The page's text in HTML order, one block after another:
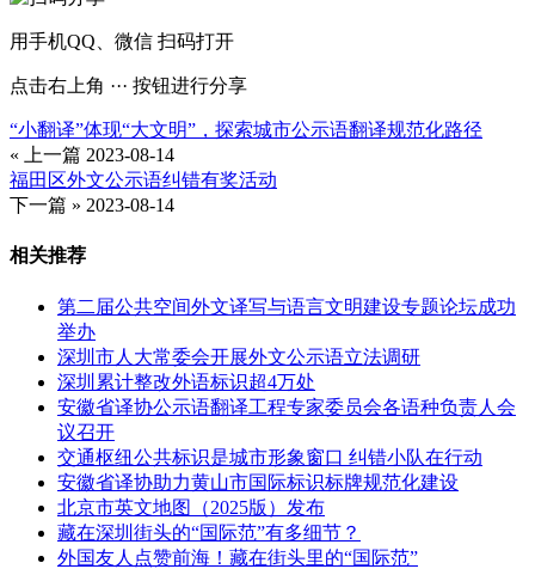
用手机QQ、微信 扫码打开
点击右上角 ··· 按钮进行分享
“小翻译”体现“大文明”，探索城市公示语翻译规范化路径
« 上一篇 2023-08-14
福田区外文公示语纠错有奖活动
下一篇 » 2023-08-14
相关推荐
第二届公共空间外文译写与语言文明建设专题论坛成功
举办
深圳市人大常委会开展外文公示语立法调研
深圳累计整改外语标识超4万处
安徽省译协公示语翻译工程专家委员会各语种负责人会
议召开
交通枢纽公共标识是城市形象窗口 纠错小队在行动
安徽省译协助力黄山市国际标识标牌规范化建设
北京市英文地图（2025版）发布
藏在深圳街头的“国际范”有多细节？
外国友人点赞前海！藏在街头里的“国际范”